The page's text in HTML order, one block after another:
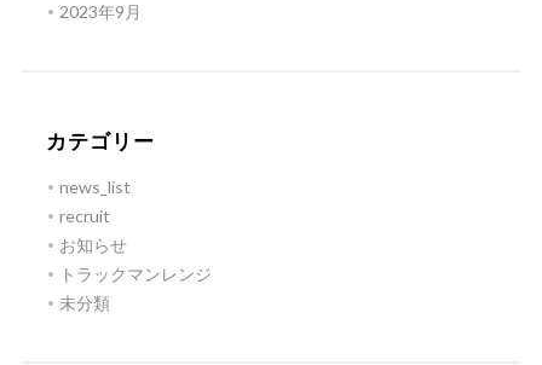
2023年9月
カテゴリー
news_list
recruit
お知らせ
トラックマンレンジ
未分類